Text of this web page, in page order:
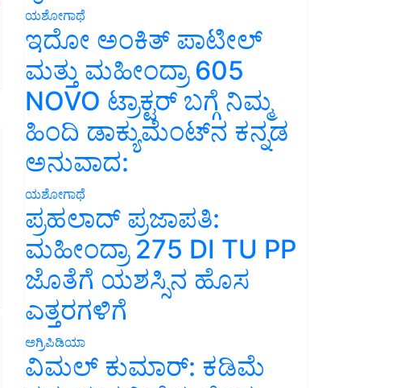
ಯಶೋಗಾಥೆ
ಇದೋ ಅಂಕಿತ್ ಪಾಟೀಲ್
ಮತ್ತು ಮಹೀಂದ್ರಾ 605
NOVO ಟ್ರಾಕ್ಟರ್ ಬಗ್ಗೆ ನಿಮ್ಮ
ಹಿಂದಿ ಡಾಕ್ಯುಮೆಂಟ್‌ನ ಕನ್ನಡ
ಅನುವಾದ:
ಯಶೋಗಾಥೆ
ಪ್ರಹಲಾದ್ ಪ್ರಜಾಪತಿ:
ಮಹೀಂದ್ರಾ 275 DI TU PP
ಜೊತೆಗೆ ಯಶಸ್ಸಿನ ಹೊಸ
ಎತ್ತರಗಳಿಗೆ
ಅಗ್ರಿಪಿಡಿಯಾ
ವಿಮಲ್ ಕುಮಾರ್: ಕಡಿಮೆ